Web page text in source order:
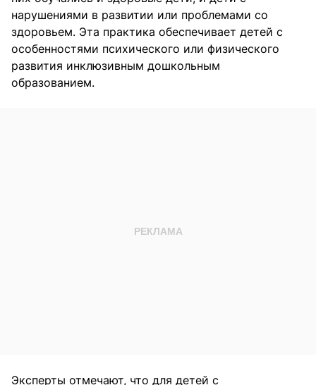
нарушениями в развитии или проблемами со
здоровьем. Эта практика обеспечивает детей с
особенностями психического или физического
развития инклюзивным дошкольным
образованием.
Эксперты отмечают, что для детей с